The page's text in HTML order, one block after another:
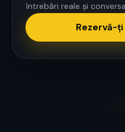
întrebări reale și
Rezervă-